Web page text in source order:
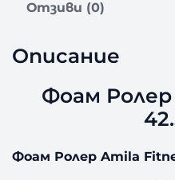
о
е
Отзиви (0)
Описание
Фоам Ролер
Фоам Ролер Amila